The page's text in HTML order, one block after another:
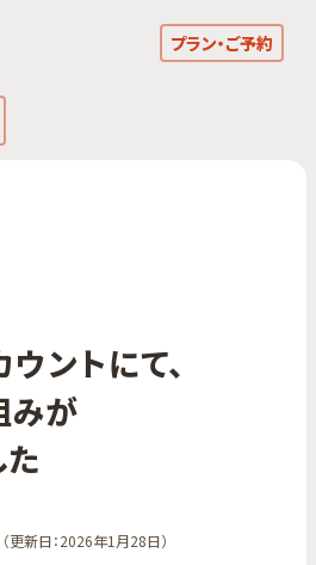
プラン・ご予約
ントにて、​
みが​
（更新日：2026年1月28日）